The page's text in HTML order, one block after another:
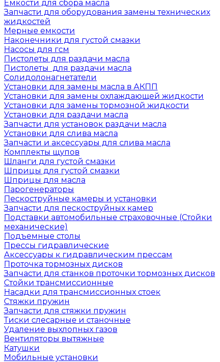
Емкости для сбора масла
Запчасти для оборудования замены технических
жидкостей
Мерные емкости
Наконечники для густой смазки
Насосы для гсм
Пистолеты для раздачи масла
Пистолеты для раздачи масла
Солидолонагнетатели
Установки для замены масла в АКПП
Установки для замены охлаждающей жидкости
Установки для замены тормозной жидкости
Установки для раздачи масла
Запчасти для установок раздачи масла
Установки для слива масла
Запчасти и аксессуары для слива масла
Комплекты щупов
Шланги для густой смазки
Шприцы для густой смазки
Шприцы для масла
Парогенераторы
Пескоструйные камеры и установки
Запчасти для пескоструйных камер
Подставки автомобильные страховочные (Стойки
механические)
Подъемные столы
Прессы гидравлические
Аксессуары к гидравлическим прессам
Проточка тормозных дисков
Запчасти для станков проточки тормозных дисков
Стойки трансмиссионные
Насадки для трансмиссионных стоек
Стяжки пружин
Запчасти для стяжки пружин
Тиски слесарные и станочные
Удаление выхлопных газов
Вентиляторы вытяжные
Катушки
Мобильные установки